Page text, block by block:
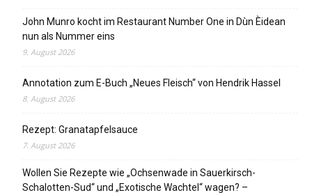
John Munro kocht im Restaurant Number One in Dùn Èidean
nun als Nummer eins
9. August 2026
Annotation zum E-Buch „Neues Fleisch“ von Hendrik Hassel
8. August 2026
Rezept: Granatapfelsauce
7. August 2026
Wollen Sie Rezepte wie „Ochsenwade in Sauerkirsch-
Schalotten-Sud“ und „Exotische Wachtel“ wagen? –